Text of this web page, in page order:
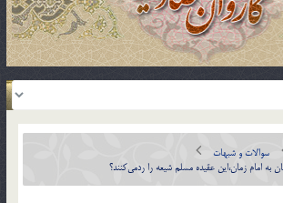
سوالات و شبهات
به امام زمان،این عقیده مسلم شیعه را ردمی‌کنند؟